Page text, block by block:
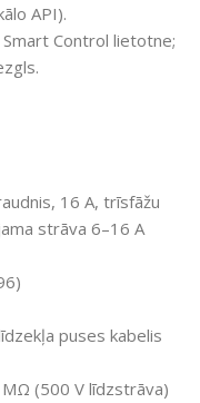
API).
Control lietotne;
16 A, trīsfāžu
strāva 6–16 A
puses kabelis
(500 V līdzstrāva)